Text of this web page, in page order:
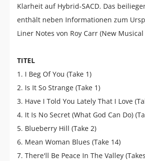
Klarheit auf Hybrid-SACD. Das
enthält neben Informationen zum
Liner Notes von Roy Carr (New Musical
TITEL
1. I Beg Of You (Take 1)
2. Is It So Strange (Take 1)
3. Have I Told You Lately That I Love
4. It Is No Secret (What God Can Do)
5. Blueberry Hill (Take 2)
6. Mean Woman Blues (Take 14)
7. There'll Be Peace In The Valley